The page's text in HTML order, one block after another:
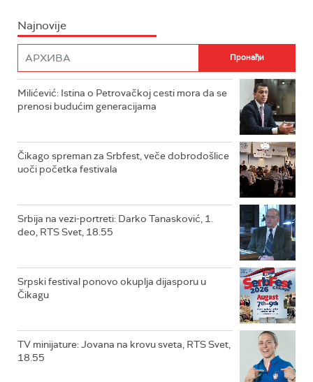
Najnovije
Milićević: Istina o Petrovačkoj cesti mora da se
prenosi budućim generacijama
Čikago spreman za Srbfest, veče dobrodošlice
uoči početka festivala
Srbija na vezi-portreti: Darko Tanasković, 1.
deo, RTS Svet, 18.55
Srpski festival ponovo okuplja dijasporu u
Čikagu
TV minijature: Jovana na krovu sveta, RTS Svet,
18.55